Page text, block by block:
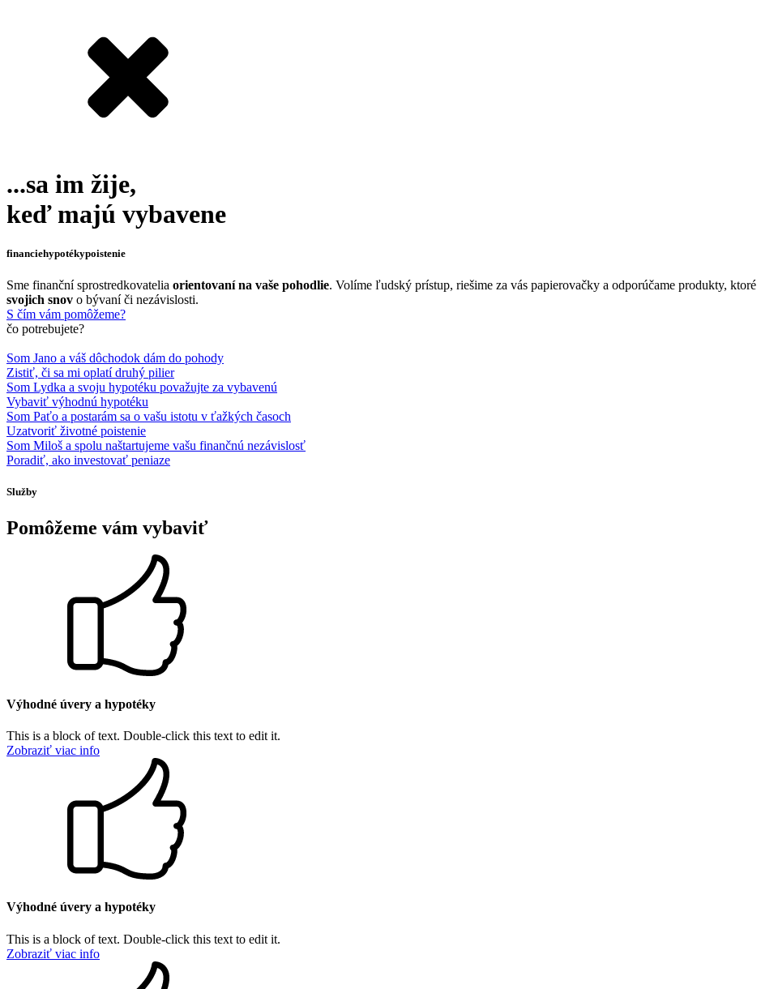
...sa im žije,
keď majú vybavene
financiehypotékypoistenie
Sme finanční sprostredkovatelia orientovaní na vaše pohodlie. Volíme ľudský prístup, riešime za vás papierovačky a odporúčame produkty, ktoré
svojich snov o bývaní či nezávislosti.
S čím vám pomôžeme?
čo potrebujete?
Som Jano a váš dôchodok dám do pohody
Zistiť, či sa mi oplatí druhý pilier
Som Lydka a svoju hypotéku považujte za vybavenú
Vybaviť výhodnú hypotéku
Som Paťo a postarám sa o vašu istotu v ťažkých časoch
Uzatvoriť životné poistenie
Som Miloš a spolu naštartujeme vašu finančnú nezávislosť
Poradiť, ako investovať peniaze
Služby
Pomôžeme vám vybaviť
Výhodné úvery a hypotéky
This is a block of text. Double-click this text to edit it.
Zobraziť viac info
Výhodné úvery a hypotéky
This is a block of text. Double-click this text to edit it.
Zobraziť viac info